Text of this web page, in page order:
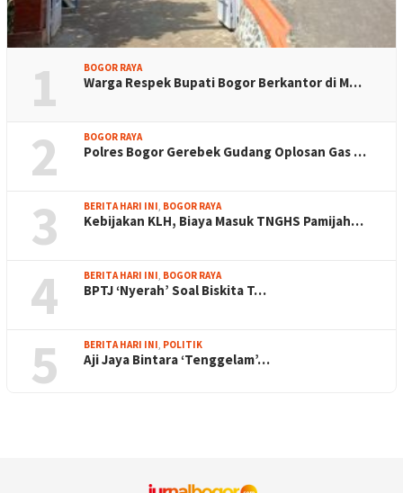
1 BOGOR RAYA
Warga Respek Bupati Bogor Berkantor di M…
2 BOGOR RAYA
Polres Bogor Gerebek Gudang Oplosan Gas …
3 BERITA HARI INI, BOGOR RAYA
Kebijakan KLH, Biaya Masuk TNGHS Pamijah…
4 BERITA HARI INI, BOGOR RAYA
BPTJ ‘Nyerah’ Soal Biskita T…
5 BERITA HARI INI, POLITIK
Aji Jaya Bintara ‘Tenggelam’…